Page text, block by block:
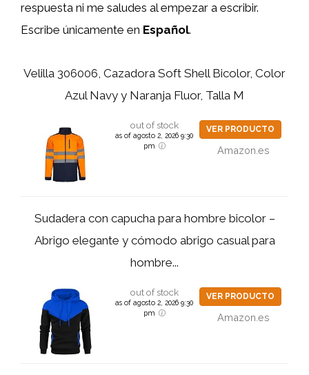
respuesta ni me saludes al empezar a escribir.
Escribe únicamente en Español.
Velilla 306006, Cazadora Soft Shell Bicolor, Color
Azul Navy y Naranja Fluor, Talla M
out of stock
as of agosto 2, 2026 9:30
pm
VER PRODUCTO
Amazon.es
Sudadera con capucha para hombre bicolor –
Abrigo elegante y cómodo abrigo casual para
hombre...
out of stock
as of agosto 2, 2026 9:30
pm
VER PRODUCTO
Amazon.es